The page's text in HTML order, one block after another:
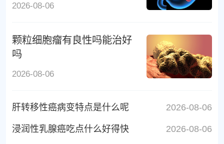
2026-08-06
颗粒细胞瘤有良性吗能治好
吗
2026-08-06
2026-08-06
肝转移性癌病变特点是什么呢
2026-08-06
浸润性乳腺癌吃点什么好得快